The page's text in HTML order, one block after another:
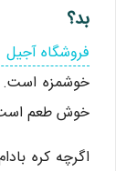
بد؟
فروشگاه
خوشمزه است.
خوش طعم
اگرچه کره